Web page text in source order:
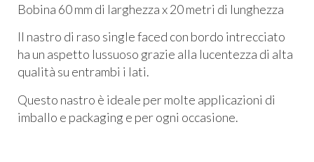
Bobina 60 mm di larghezza x 20 metri di lunghezza
Il nastro di raso single faced con bordo intrecciato
ha un aspetto lussuoso grazie alla lucentezza di alta
qualità su entrambi i lati.
Questo nastro è ideale per molte applicazioni di
imballo e packaging e per ogni occasione.